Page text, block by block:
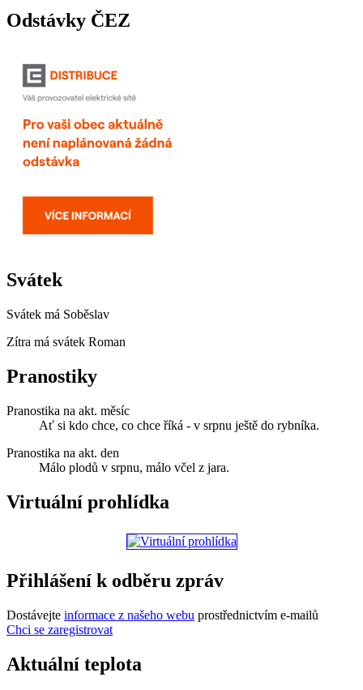
Odstávky ČEZ
Svátek
Svátek má Soběslav
Zítra má svátek Roman
Pranostiky
Pranostika na akt. měsíc
Ať si kdo chce, co chce říká - v srpnu ještě do rybníka.
Pranostika na akt. den
Málo plodů v srpnu, málo včel z jara.
Virtuální prohlídka
Přihlášení k odběru zpráv
Dostávejte informace z našeho webu prostřednictvím e-mailů
Chci se zaregistrovat
Aktuální teplota